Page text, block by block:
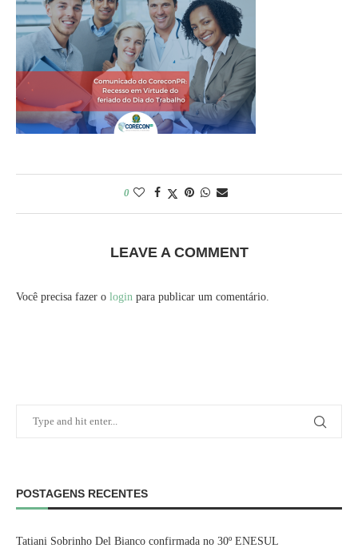
0
LEAVE A COMMENT
Você precisa fazer o login para publicar um comentário.
POSTAGENS RECENTES
Tatiani Sobrinho Del Bianco confirmada no 30º ENESUL